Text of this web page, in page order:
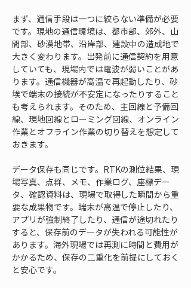
まず、通信手段は一つに絞らない準備が必要
です。現地の通信環境は、都市部、郊外、山
間部、砂漠地帯、沿岸部、建設中の造成地で
大きく変わります。出発前に通信契約を用意
していても、現場内では電波が弱いことがあ
ります。通信機器が高温で再起動したり、砂
埃で端末の接続が不安定になったりすること
も考えられます。そのため、主回線と予備回
線、現地回線とローミング回線、オンライン
作業とオフライン作業の切り替えを想定して
おきます。
データ保存も同じです。RTKの測位結果、現
場写真、点群、メモ、作業ログ、座標デー
タ、確認資料は、現場で取得した瞬間から重
要な成果物です。端末が高温で停止したり、
アプリが強制終了したり、通信が途切れたり
すると、保存前のデータが失われる可能性が
あります。海外現場では再測に時間と費用が
かかるため、保存の二重化を前提にしておく
と安心です。